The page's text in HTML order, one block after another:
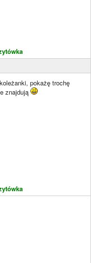
pokażę trochę
znajdują